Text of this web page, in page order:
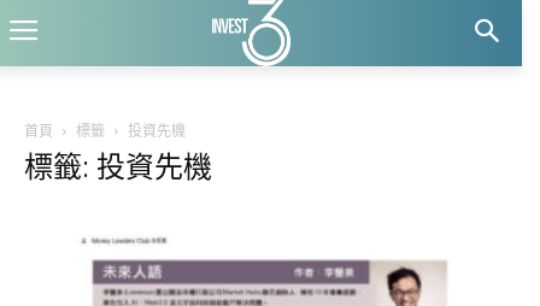
首頁 標籤 投資先機
標籤: 投資先機